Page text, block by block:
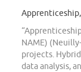
NAME)
projects.
data analysis,